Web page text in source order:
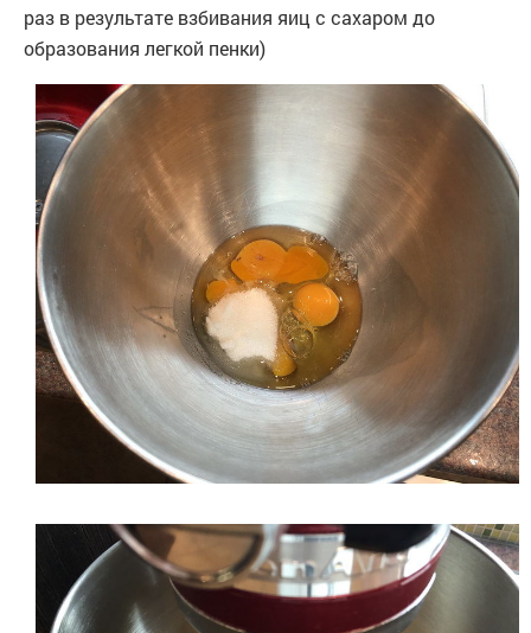
раз в результате взбивания яиц с сахаром до
образования легкой пенки)